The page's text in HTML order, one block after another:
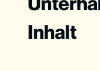
Inhalt